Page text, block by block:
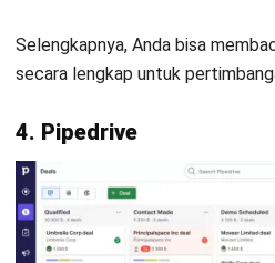
Selengkapnya, Anda bisa
secara lengkap untuk
4. Pipedrive